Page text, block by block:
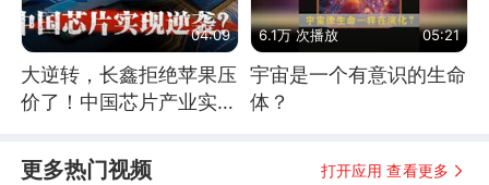
04:09
大逆转，长鑫拒绝苹果压
价了！中国芯片产业实现
6.1万 次播放 05:21
宇宙是一个有意识的生命
体？
更多热门视频 打开应用 查看更多